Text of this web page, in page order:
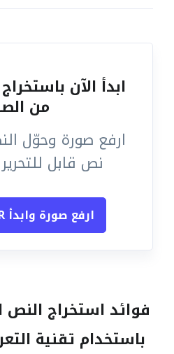
ابدأ الآن
من
ارفع صورة وحوّل
نص قابل
ارفع صورة وابدأ OCR المجري
فوائد استخراج
باستخدام تقنية